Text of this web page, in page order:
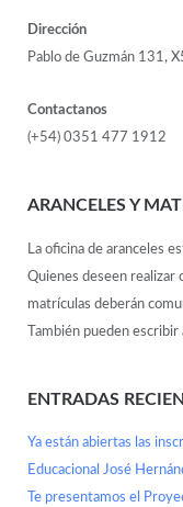
Dirección
Pablo de Guzmán 131,
Contactanos
(+54) 0351 477 1912
ARANCELES Y
La oficina de aranceles
Quienes deseen realizar
matrículas deberán
También pueden
ENTRADAS
Ya están abiertas las
Educacional José
Te presentamos el